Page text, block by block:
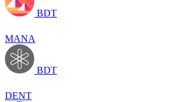
BDT
MANA
BDT
DENT